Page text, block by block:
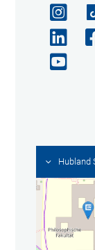
Hubland